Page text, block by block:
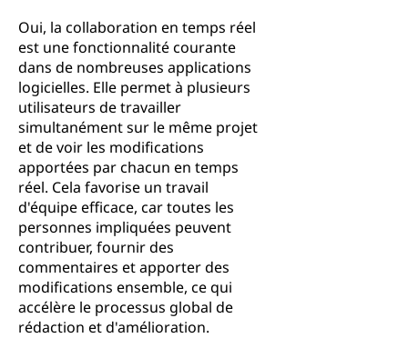
Oui, la collaboration en temps réel
est une fonctionnalité courante
dans de nombreuses applications
logicielles. Elle permet à plusieurs
utilisateurs de travailler
simultanément sur le même projet
et de voir les modifications
apportées par chacun en temps
réel. Cela favorise un travail
d'équipe efficace, car toutes les
personnes impliquées peuvent
contribuer, fournir des
commentaires et apporter des
modifications ensemble, ce qui
accélère le processus global de
rédaction et d'amélioration.